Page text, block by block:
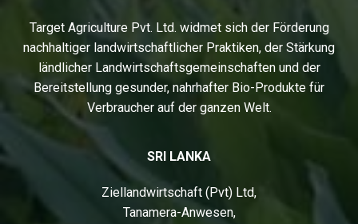
Target Agriculture Pvt. Ltd. widmet sich der Förderung
nachhaltiger landwirtschaftlicher Praktiken, der Stärkung
ländlicher Landwirtschaftsgemeinschaften und der
Bereitstellung gesunder, nahrhafter Bio-Produkte für
Verbraucher auf der ganzen Welt.
SRI LANKA
Ziellandwirtschaft (Pvt) Ltd,
Tanamera-Anwesen,